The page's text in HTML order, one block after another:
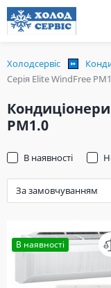
Холодсервіс
Серія Elite WindFree
PM1.0
В наявності
В наявності